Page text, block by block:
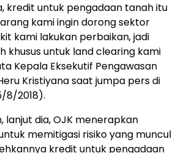
kredit untuk pengadaan tanah itu
kami ingin dorong sektor
kami lakukan perbaikan, jadi
khusus untuk land clearing kami
Kepala Eksekutif Pengawasan
Kristiyana saat jumpa pers di
8/2018).
lanjut dia, OJK menerapkan
memitigasi risiko yang muncul
kredit untuk pengadaan